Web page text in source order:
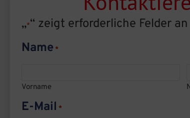
„*“ zeigt erforderliche Felder an
Name *
Vorname
E-Mail *